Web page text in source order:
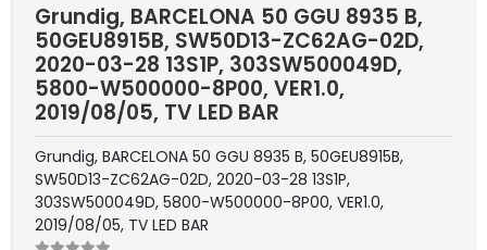
Grundig, BARCELONA 50 GGU 8935 B,
50GEU8915B, SW50D13-ZC62AG-02D,
2020-03-28 13S1P, 303SW500049D,
5800-W500000-8P00, VER1.0,
2019/08/05, TV LED BAR
Grundig, BARCELONA 50 GGU 8935 B, 50GEU8915B,
SW50D13-ZC62AG-02D, 2020-03-28 13S1P,
303SW500049D, 5800-W500000-8P00, VER1.0,
2019/08/05, TV LED BAR